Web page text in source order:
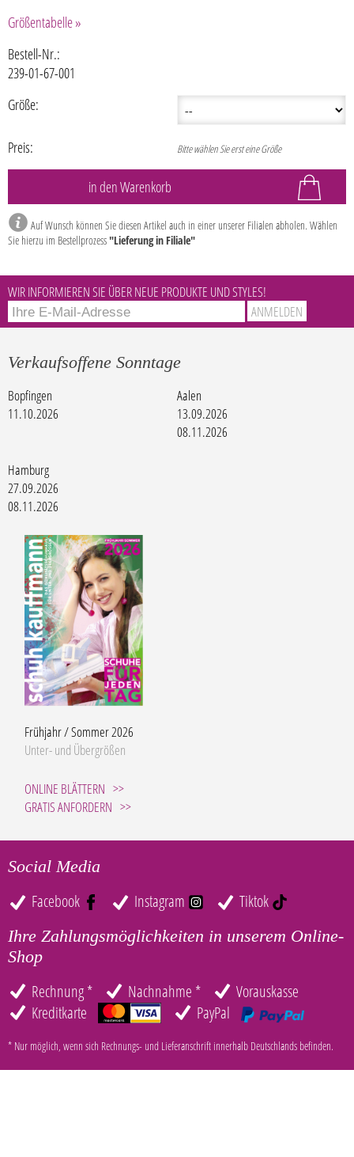
Größentabelle »
Bestell-Nr.:
239-01-67-001
Größe:
Preis: Bitte wählen Sie erst eine Größe
Auf Wunsch können Sie diesen Artikel auch in einer unserer Filialen abholen. Wählen
Sie hierzu im Bestellprozess"Lieferung in Filiale"
WIR INFORMIEREN SIE ÜBER NEUE PRODUKTE UND STYLES!
Verkaufsoffene Sonntage
Bopfingen
11.10.2026
Aalen
13.09.2026
08.11.2026
Hamburg
27.09.2026
08.11.2026
Frühjahr / Sommer 2026
Unter- und Übergrößen
ONLINE BLÄTTERN
GRATIS ANFORDERN
Social Media
Facebook Instagram Tiktok
Ihre Zahlungsmöglichkeiten in unserem Online-
Shop
Rechnung * Nachnahme *
Vorauskasse
Kreditkarte
PayPal
* Nur möglich, wenn sich Rechnungs- und Lieferanschrift innerhalb Deutschlands befinden.